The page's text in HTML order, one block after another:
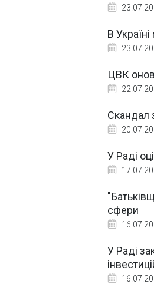
В
ЦВК
Скандал
У Раді
сфери
У Раді